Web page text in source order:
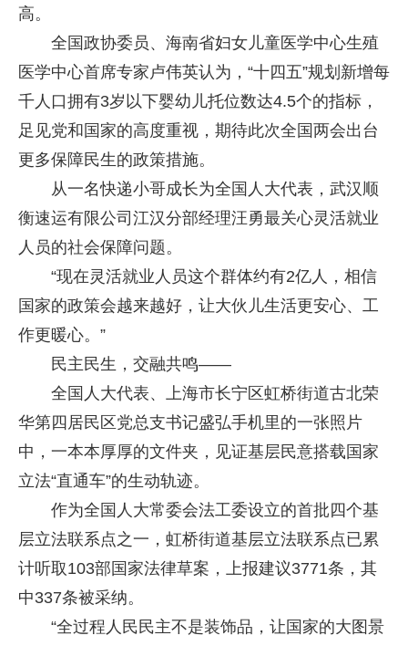
高。
全国政协委员、海南省妇女儿童医学中心生殖
医学中心首席专家卢伟英认为，“十四五”规划新增每
千人口拥有3岁以下婴幼儿托位数达4.5个的指标，
足见党和国家的高度重视，期待此次全国两会出台
更多保障民生的政策措施。
从一名快递小哥成长为全国人大代表，武汉顺
衡速运有限公司江汉分部经理汪勇最关心灵活就业
人员的社会保障问题。
“现在灵活就业人员这个群体约有2亿人，相信
国家的政策会越来越好，让大伙儿生活更安心、工
作更暖心。”
民主民生，交融共鸣——
全国人大代表、上海市长宁区虹桥街道古北荣
华第四居民区党总支书记盛弘手机里的一张照片
中，一本本厚厚的文件夹，见证基层民意搭载国家
立法“直通车”的生动轨迹。
作为全国人大常委会法工委设立的首批四个基
层立法联系点之一，虹桥街道基层立法联系点已累
计听取103部国家法律草案，上报建议3771条，其
中337条被采纳。
“全过程人民民主不是装饰品，让国家的大图景